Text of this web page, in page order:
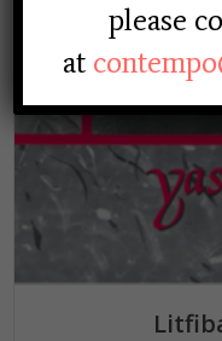
please
at